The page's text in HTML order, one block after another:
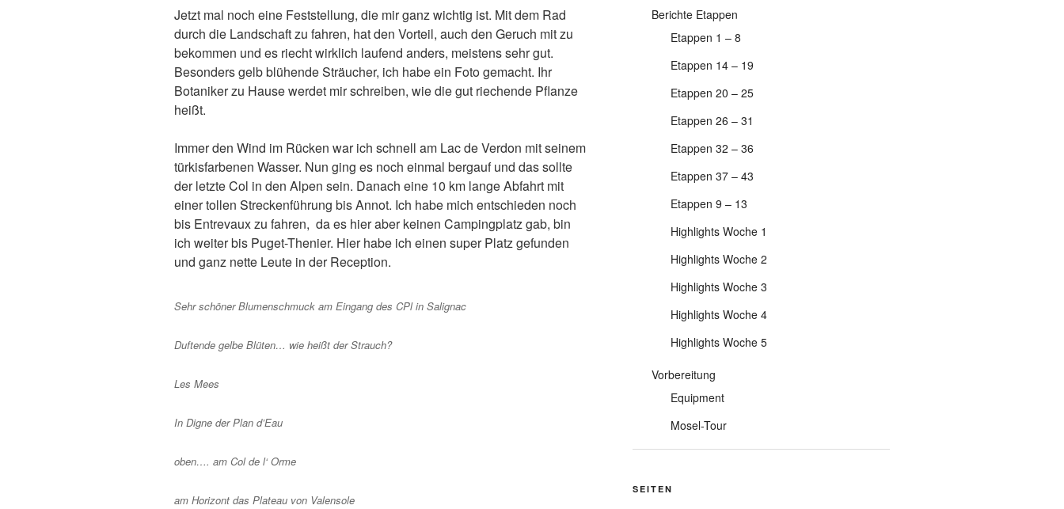
Jetzt mal noch eine Feststellung, die mir ganz wichtig ist. Mit dem Rad
durch die Landschaft zu fahren, hat den Vorteil, auch den Geruch mit zu
bekommen und es riecht wirklich laufend anders, meistens sehr gut.
Besonders gelb blühende Sträucher, ich habe ein Foto gemacht. Ihr
Botaniker zu Hause werdet mir schreiben, wie die gut riechende Pflanze
heißt.
Immer den Wind im Rücken war ich schnell am Lac de Verdon mit seinem
türkisfarbenen Wasser. Nun ging es noch einmal bergauf und das sollte
der letzte Col in den Alpen sein. Danach eine 10 km lange Abfahrt mit
einer tollen Streckenführung bis Annot. Ich habe mich entschieden noch
bis Entrevaux zu fahren, da es hier aber keinen Campingplatz gab, bin
ich weiter bis Puget-Thenier. Hier habe ich einen super Platz gefunden
und ganz nette Leute in der Reception.
Sehr schöner Blumenschmuck am Eingang des CPl in Salignac
Duftende gelbe Blüten… wie heißt der Strauch?
Les Mees
In Digne der Plan d’Eau
oben…. am Col de l‘ Orme
am Horizont das Plateau von Valensole
Berichte Etappen
Etappen 1 – 8
Etappen 14 – 19
Etappen 20 – 25
Etappen 26 – 31
Etappen 32 – 36
Etappen 37 – 43
Etappen 9 – 13
Highlights Woche 1
Highlights Woche 2
Highlights Woche 3
Highlights Woche 4
Highlights Woche 5
Vorbereitung
Equipment
Mosel-Tour
SEITEN